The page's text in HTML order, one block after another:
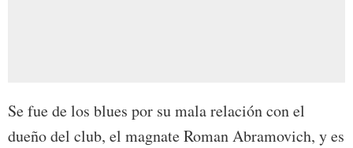
Se fue de los blues por su mala relación con el
dueño del club, el magnate Roman Abramovich, y es